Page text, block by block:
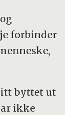
forbinder
byttet ut
ikke